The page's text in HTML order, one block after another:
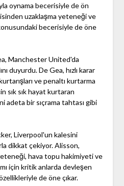
oynama becerisiyle de ön
uzaklaşma yeteneği ve
becerisiyle de öne
Manchester United'da
duyurdu. De Gea, hızlı karar
ve penaltı kurtarma
sık sık hayat kurtaran
adeta bir sıçrama tahtası gibi
Liverpool'un kalesini
dikkat çekiyor. Alisson,
hava topu hakimiyeti ve
için kritik anlarda devleşen
de öne çıkar.